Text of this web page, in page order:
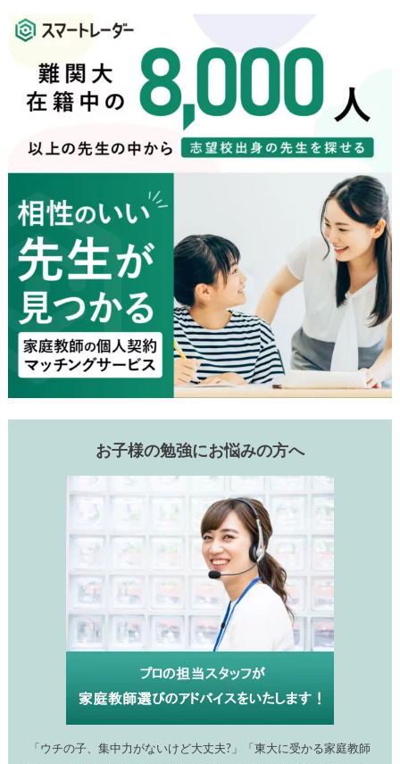
お子様の勉強にお悩みの方へ
「ウチの子、集中力がないけど大丈夫?」「東大に受かる家庭教師